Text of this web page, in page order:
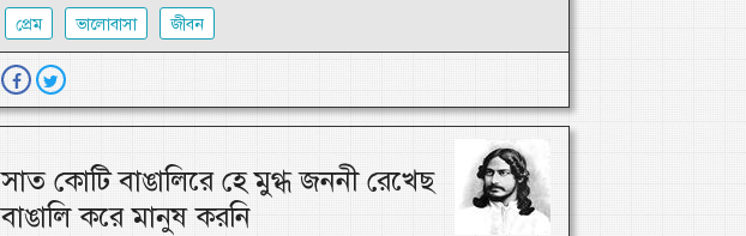
প্রেম ভালোবাসা জীবন
সাত কোটি বাঙালিরে হে মুগ্ধ জননী রেখেছ
বাঙালি করে মানুষ করনি